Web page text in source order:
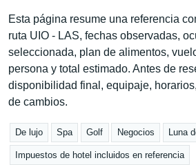
Esta página resume una referencia
ruta UIO - LAS, fechas observadas,
seleccionada, plan de alimentos,
persona y total estimado. Antes de
disponibilidad final, equipaje,
de cambios.
De lujo Spa Golf Negocios Luna
Impuestos de hotel incluidos en referencia